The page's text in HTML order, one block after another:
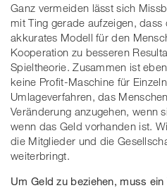
Ganz vermeiden lässt sich
mit Ting gerade aufzeigen,
akkurates Modell für den
Kooperation zu besseren
Spieltheorie. Zusammen ist
keine Profit-Maschine für
Umlageverfahren, das
Veränderung anzugehen, wenn
wenn das Geld vorhanden ist.
die Mitglieder und die
weiterbringt.
Um Geld zu beziehen, muss